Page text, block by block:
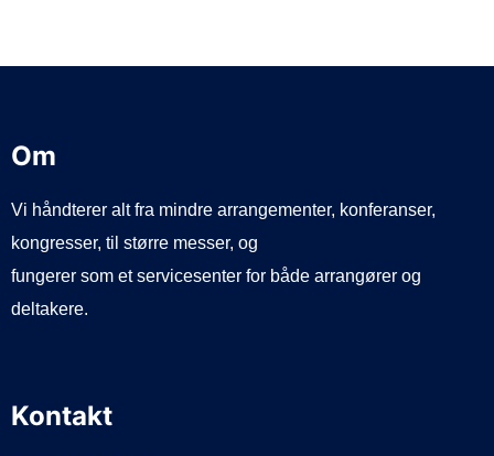
Om
Vi håndterer alt fra mindre arrangementer, konferanser,
kongresser, til større messer, og
fungerer som et servicesenter for både arrangører og
deltakere.
Kontakt